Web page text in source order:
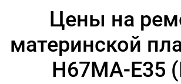
Цены на
материнской
H67MA-E35